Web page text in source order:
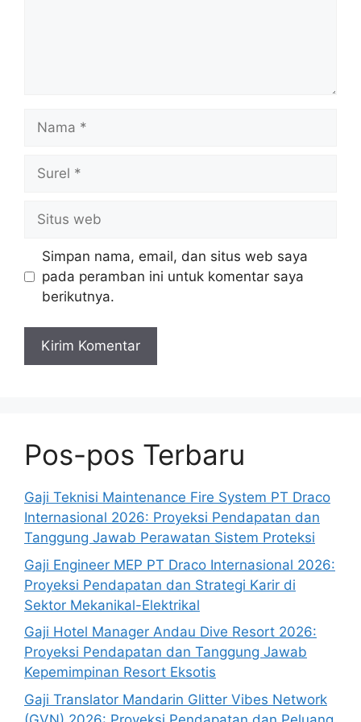
web
Simpan nama, email, dan situs web saya
pada peramban ini untuk komentar saya
berikutnya.
Pos-pos Terbaru
Gaji Teknisi Maintenance Fire System PT Draco
Internasional 2026: Proyeksi Pendapatan dan
Tanggung Jawab Perawatan Sistem Proteksi
Gaji Engineer MEP PT Draco Internasional 2026:
Proyeksi Pendapatan dan Strategi Karir di
Sektor Mekanikal-Elektrikal
Gaji Hotel Manager Andau Dive Resort 2026:
Proyeksi Pendapatan dan Tanggung Jawab
Kepemimpinan Resort Eksotis
Gaji Translator Mandarin Glitter Vibes Network